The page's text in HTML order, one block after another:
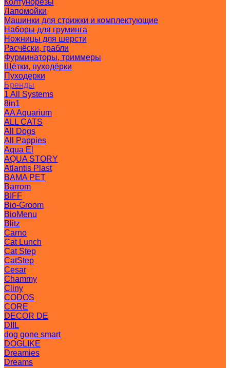
Колтунорезы
Лапомойки
Машинки для стрижки и комплектующие
Наборы для груминга
Ножницы для шерсти
Расчёски, грабли
Фурминаторы, триммеры
Щётки, пуходёрки
Пуходерки
Бренды
1 All Systems
8in1
AA Aquarium
ALL CATS
All Dogs
All Pappies
Aqua El
AQUA STORY
Atlantis Plast
BAMA PET
Barrom
BIFF
Bio-Groom
BioMenu
Blitz
Carno
Cat Lunch
Cat Step
CatStep
Cesar
Chammy
Cliny
CODOS
CORE
DECOR DE
DIIL
dog gone smart
DOGLIKE
Dreamies
Dreams